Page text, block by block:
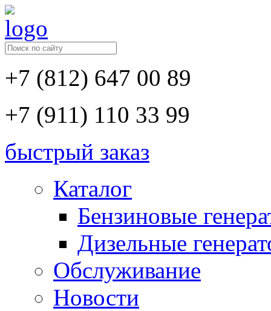
+7 (812) 647 00 89
+7 (911) 110 33 99
быстрый заказ
Каталог
Бензиновые
Дизельные
Обслуживание
Новости